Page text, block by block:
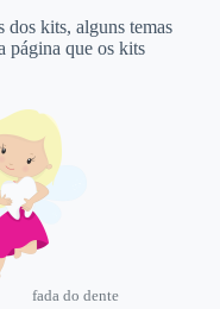
dos kits, alguns temas
página que os kits
fada do dente